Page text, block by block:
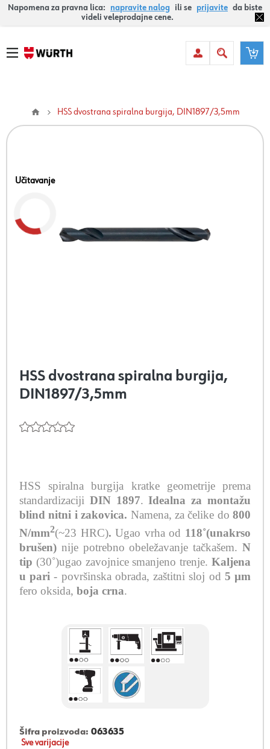
Napomena za pravna lica: napravite nalog ili se prijavite da biste
videli veleprodajne cene.
HSS dvostrana spiralna burgija, DIN1897/3,5mm
Učitavanje
HSS dvostrana spiralna burgija,
DIN1897/3,5mm
HSS spiralna burgija kratke geometrije prema
standardizaciji DIN 1897. Idealna za montažu
blind nitni i zakovica. Namena, za čelike do 800
N/mm2(~23 HRC). Ugao vrha od 118˚(unakrso
brušen) nije potrebno obeležavanje tačkašem.N
tip (30˚)ugao zavojnicesmanjeno trenje. Kaljena
u pari - površinska obrada, zaštitni sloj od 5 µm
fero oksida, boja crna.
Šifra proizvoda: 063635
Sve varijacije